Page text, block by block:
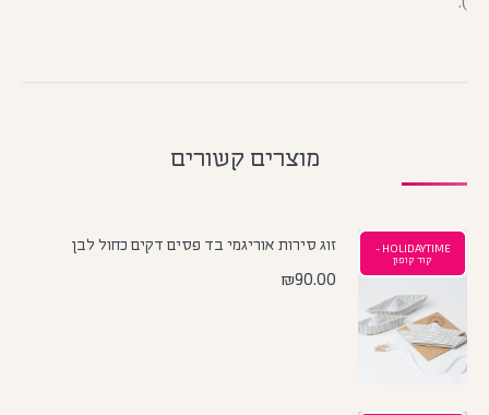
מוצרים קשורים
HOLIDAYTIME -
קוד קופון
זוג סירות אוריגמי בד פסים דקים כחול לבן
₪90.00